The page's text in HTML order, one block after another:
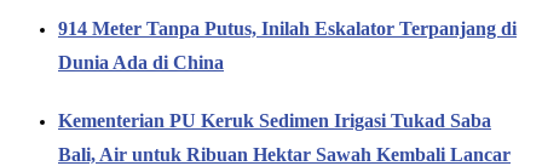
914 Meter Tanpa Putus, Inilah Eskalator Terpanjang di
Dunia Ada di China
Kementerian PU Keruk Sedimen Irigasi Tukad Saba
Bali, Air untuk Ribuan Hektar Sawah Kembali Lancar